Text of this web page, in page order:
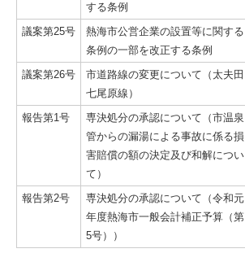
する条例
議案第25号
熱海市公営企業の設置等に関する
条例の一部を改正する条例
議案第26号
市道路線の変更について（太夫田
七尾原線）
報告第1号
専決処分の承認について（市温泉
管からの漏湯による事故に係る損
害賠償の額の決定及び和解につい
て）
報告第2号
専決処分の承認について（令和元
年度熱海市一般会計補正予算（第
5号））